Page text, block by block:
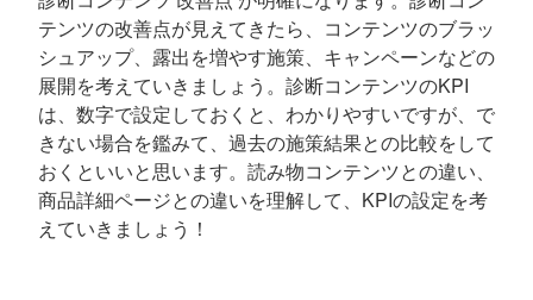
テンツの改善点が見えてきたら、コンテンツのブラッ
シュアップ、露出を増やす施策、キャンペーンなどの
展開を考えていきましょう。診断コンテンツのKPI
は、数字で設定しておくと、わかりやすいですが、で
きない場合を鑑みて、過去の施策結果との比較をして
おくといいと思います。読み物コンテンツとの違い、
商品詳細ページとの違いを理解して、KPIの設定を考
えていきましょう！